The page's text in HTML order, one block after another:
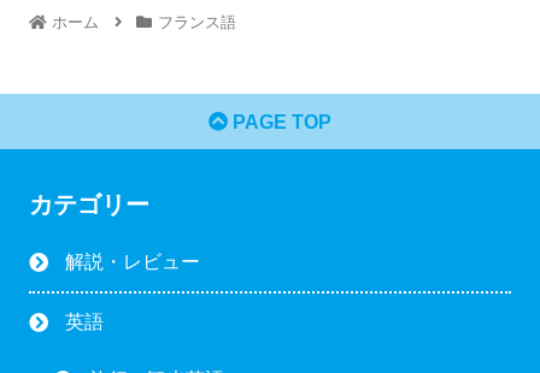
ホーム フランス語
PAGE TOP
カテゴリー
解説・レビュー
英語